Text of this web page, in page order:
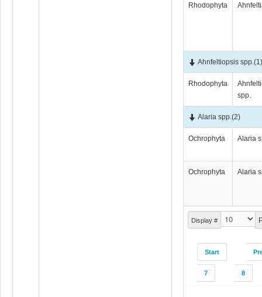
Display #
Start
7 8
Rhodophyta
Ahnfeltiopsis spp.
Rhodophyta
spp.
Alaria spp.(2)
Ochrophyta Alaria
Ochrophyta Alaria